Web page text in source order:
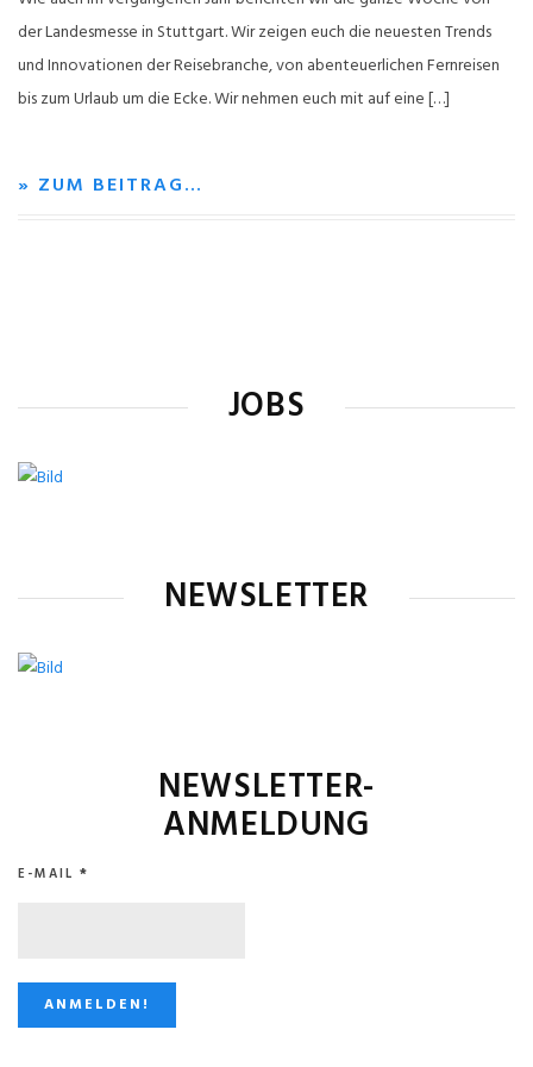
der Landesmesse in Stuttgart. Wir zeigen euch die neuesten Trends
und Innovationen der Reisebranche, von abenteuerlichen Fernreisen
bis zum Urlaub um die Ecke. Wir nehmen euch mit auf eine […]
» ZUM BEITRAG…
JOBS
NEWSLETTER
NEWSLETTER-
ANMELDUNG
E-MAIL *